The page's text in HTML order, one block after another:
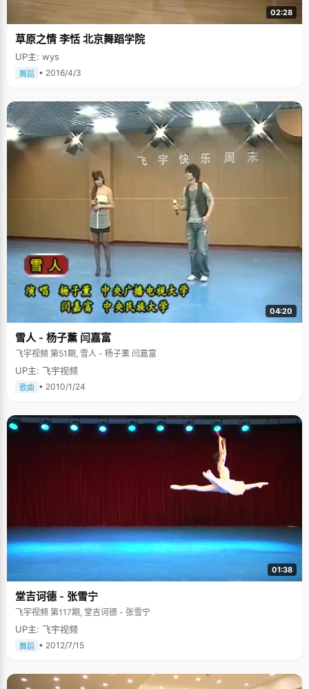
02:28
草原之情 李恬 北京舞蹈学院
UP主: wys
舞蹈 • 2016/4/3
04:20
雪人 - 杨子薰 闫嘉富
飞宇视频 第51期, 雪人 - 杨子薰 闫嘉富
UP主: 飞宇视频
歌曲 • 2010/1/24
01:38
堂吉诃德 - 张雪宁
飞宇视频 第117期, 堂吉诃德 - 张雪宁
UP主: 飞宇视频
舞蹈 • 2012/7/15